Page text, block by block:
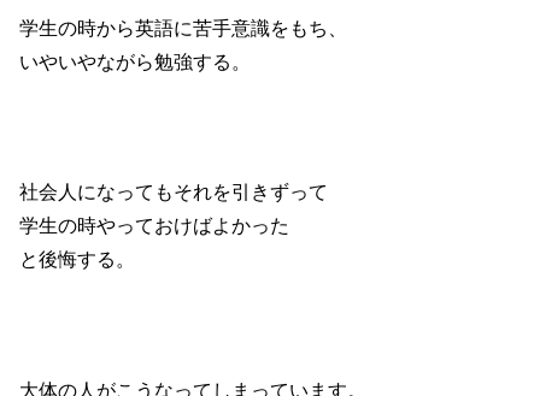
学生の時から英語に苦手意識をもち、
いやいやながら勉強する。
社会人になってもそれを引きずって
学生の時やっておけばよかった
と後悔する。
大体の人がこうなってしまっています。